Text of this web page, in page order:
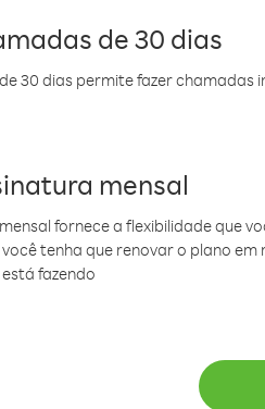
de 30 dias
30 dias permite fazer
mensal
fornece a flexibilidade que
tenha que renovar o plano
fazendo